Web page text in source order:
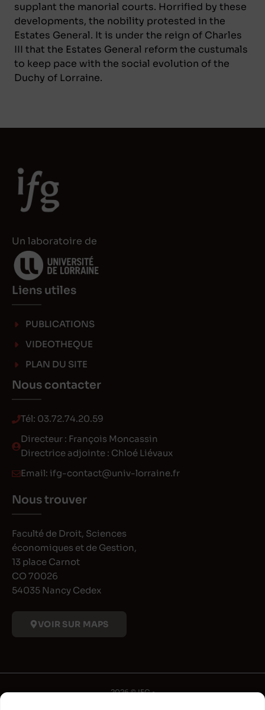
supplant the manorial courts. Horrified by these
developments, the nobility protested in the
Estates General. It is under the reign of Charles
III that the Estates General reform the custumals
to keep pace with the social evolution of the
Duchy of Lorraine.
Un laboratoire de
Liens utiles
PUBLICATIONS
VIDEOTHEQUE
PLAN DU SITE
Nous contacter
Tél: 03.72.74.20.59
Directeur : François Moncassin
Directrice adjointe : Chloé Liévaux
Email: ifg-contact@univ-lorraine.fr
Nous trouver
Faculté de Droit, Sciences
économiques et de Gestion,
13 place Carnot
CO 70026
54035 Nancy Cedex
VOIR SUR MAPS
2026 © IFG •